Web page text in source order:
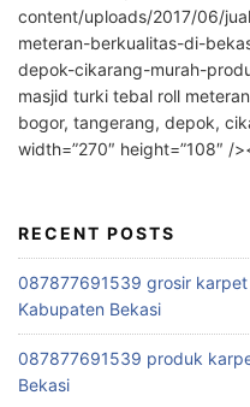
content/uploads/2017/06/
meteran-berkualitas-di-
depok-cikarang-murah-
masjid turki tebal roll
bogor, tangerang, depok,
width=”270″ height=”108″ /
RECENT POSTS
087877691539 grosir
Kabupaten Bekasi
087877691539 produk
Bekasi